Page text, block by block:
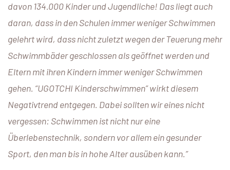
davon 134.000 Kinder und Jugendliche! Das liegt auch
daran, dass in den Schulen immer weniger Schwimmen
gelehrt wird, dass nicht zuletzt wegen der Teuerung mehr
Schwimmbäder geschlossen als geöffnet werden und
Eltern mit ihren Kindern immer weniger Schwimmen
gehen. “UGOTCHI Kinderschwimmen” wirkt diesem
Negativtrend entgegen. Dabei sollten wir eines nicht
vergessen: Schwimmen ist nicht nur eine
Überlebenstechnik, sondern vor allem ein gesunder
Sport, den man bis in hohe Alter ausüben kann.”